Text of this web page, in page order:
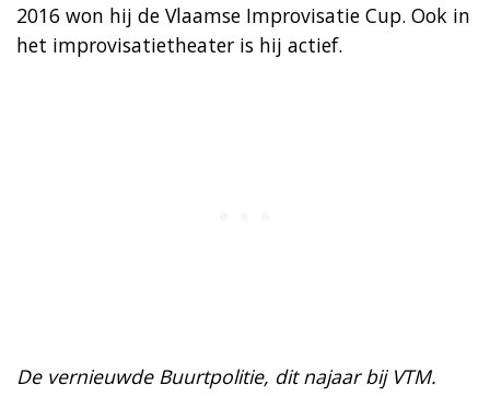
2016 won hij de Vlaamse Improvisatie Cup. Ook in
het improvisatietheater is hij actief.
De vernieuwde Buurtpolitie, dit najaar bij VTM.